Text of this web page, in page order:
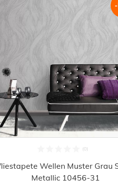
Wellen Muster Grau
Metallic 10456-31